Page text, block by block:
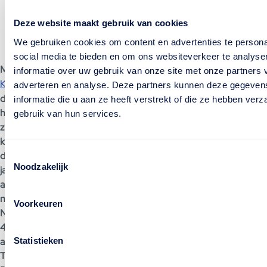
Deze website maakt gebruik van cookies
We gebruiken cookies om content en advertenties te
social media te bieden en om ons websiteverkeer te
informatie over uw gebruik van onze site met onze partners
adverteren en analyse. Deze partners kunnen deze
informatie die u aan ze heeft verstrekt of die ze hebben
gebruik van hun services.
Toestemmingsselectie
Noodzakelijk
Voorkeuren
Statistieken
Mobilist Private Lease wordt onder de voorwaarden van het
Keurmerk Private Lease(opent externe website)aangeboden
door Volkswagen Pon Financial Services B.V., ingeschreven in het
handelsregister onder nummer 20073305. Getoonde tarieven
zijn o.b.v. Private Lease inclusief BTW, bij 60 maanden, 5.000
km per jaar, € 500 eigen risico en regio Utrecht. Tenzij anders
door je ingesteld op de pagina (onder andere: looptijd,
jaarkilometrage en eigen risico). Tarieven kunnen per regio
afwijken in verband met provinciale opcenten. Tarieven kunnen
nog wijzigen en zijn beperkt geldig. Brandstof is niet inbegrepen.
Na jaar 1 bedraagt de tussentijdse opzegvergoeding maximaal
40% van de resterende leasetermijnen. Afbeeldingen kunnen
afwijken van de werkelijkheid. Toetsing en registratie bij BKR te
Tiel.